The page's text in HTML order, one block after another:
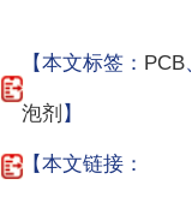
【本文标签： PCB
泡剂 】
【本文链接：